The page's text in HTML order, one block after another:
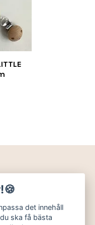
det innehåll
ska få bästa